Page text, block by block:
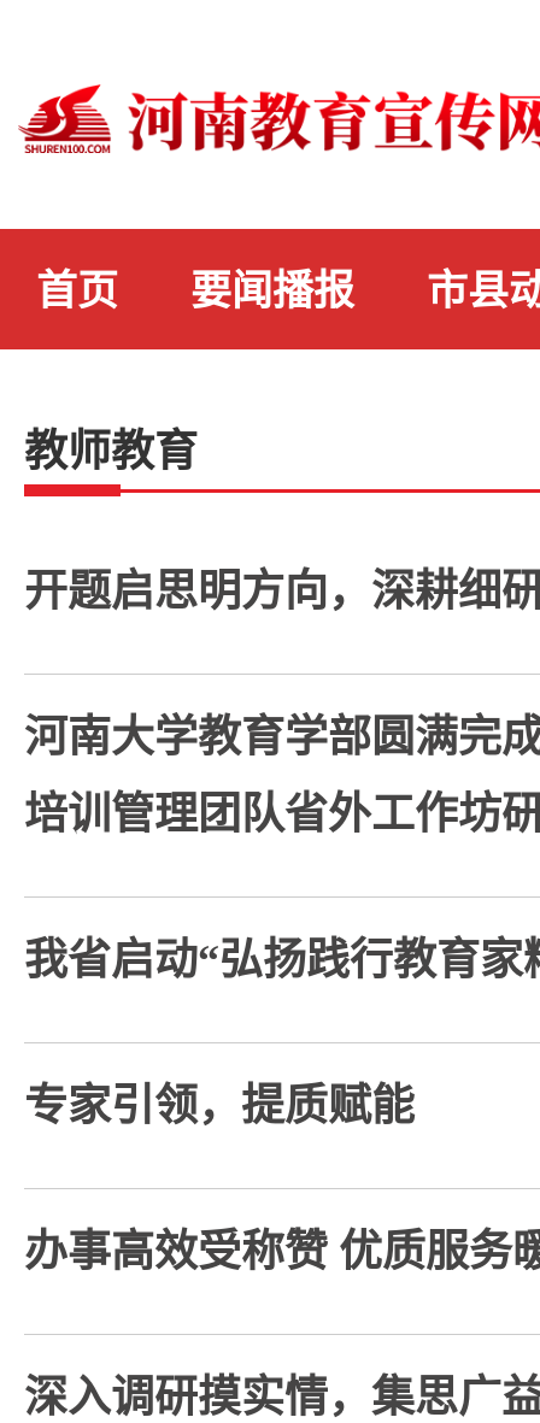
首页 要闻播报 市县
教师教育
开题启思明方向，深耕细
河南大学教育学部圆满完
培训管理团队省外工作坊
我省启动“弘扬践行教育家
专家引领，提质赋能
办事高效受称赞 优质服务
深入调研摸实情，集思广